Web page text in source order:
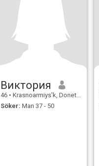
Виктория
46 • Krasnoarmiys'k, Donets'k, Ukraina
Söker: Man 37 - 50